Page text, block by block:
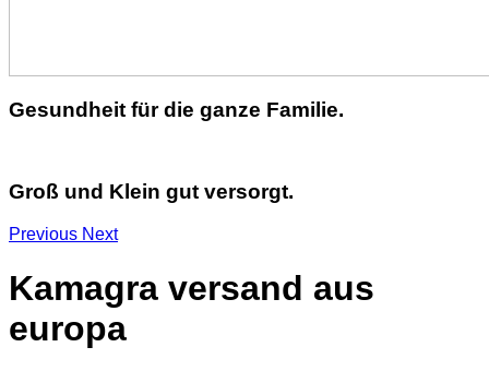
Gesundheit für die ganze Familie.
Groß und Klein gut versorgt.
Previous Next
Kamagra versand aus
europa